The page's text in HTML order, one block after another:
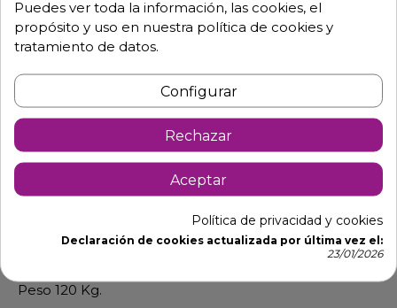
Detalles de producto
Plancha a gas placa cromo duro de 90
Cajones recolectores de grasas en ambos laterales
Placa de cromo duro de20 mm de espesor.
Peso 120 Kg.
Puedes ver toda la información, las cookies, el
propósito y uso en nuestra política de cookies y
tratamiento de datos.
Configurar
Rechazar
Aceptar
Política de privacidad y cookies
Declaración de cookies actualizada por última vez el:
23/01/2026